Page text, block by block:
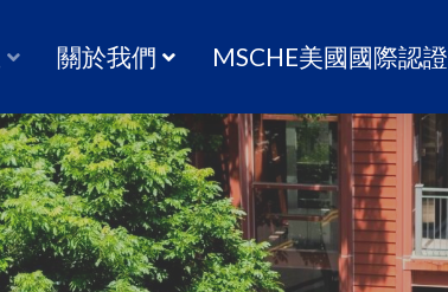
關於我們 MSCHE美國國際認證